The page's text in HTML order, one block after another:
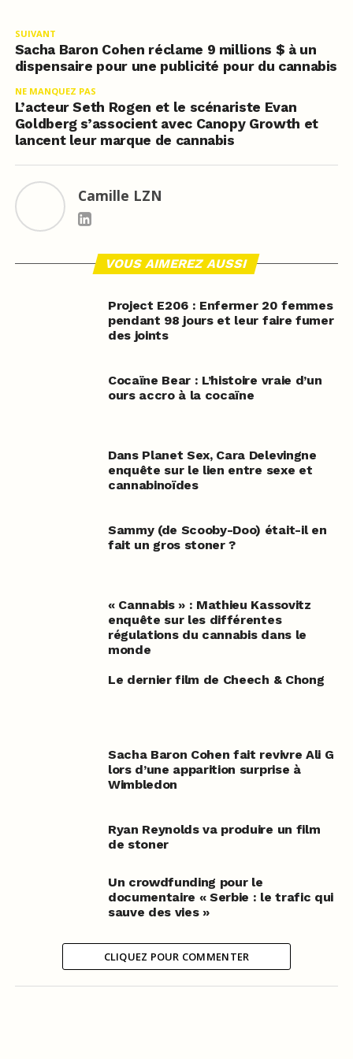
SUIVANT
Sacha Baron Cohen réclame 9 millions $ à un
dispensaire pour une publicité pour du cannabis
NE MANQUEZ PAS
L’acteur Seth Rogen et le scénariste Evan
Goldberg s’associent avec Canopy Growth et
lancent leur marque de cannabis
Camille LZN
VOUS AIMEREZ AUSSI
Project E206 : Enfermer 20 femmes
pendant 98 jours et leur faire fumer
des joints
Cocaïne Bear : L’histoire vraie d’un
ours accro à la cocaïne
Dans Planet Sex, Cara Delevingne
enquête sur le lien entre sexe et
cannabinoïdes
Sammy (de Scooby-Doo) était-il en
fait un gros stoner ?
« Cannabis » : Mathieu Kassovitz
enquête sur les différentes
régulations du cannabis dans le
monde
Le dernier film de Cheech & Chong
Sacha Baron Cohen fait revivre Ali G
lors d’une apparition surprise à
Wimbledon
Ryan Reynolds va produire un film
de stoner
Un crowdfunding pour le
documentaire « Serbie : le trafic qui
sauve des vies »
CLIQUEZ POUR COMMENTER